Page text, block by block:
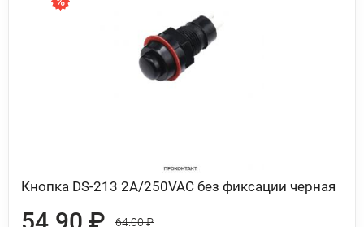
Кнопка DS-213 2A/250VAC без фиксации черная
64.00 ₽